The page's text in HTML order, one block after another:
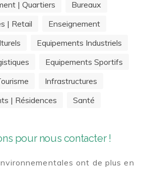
| Quartiers
Bureaux
| Retail
Enseignement
Equipements Industriels
Equipements Sportifs
Infrastructures
| Résidences
Santé
pour nous contacter !
ont de plus en